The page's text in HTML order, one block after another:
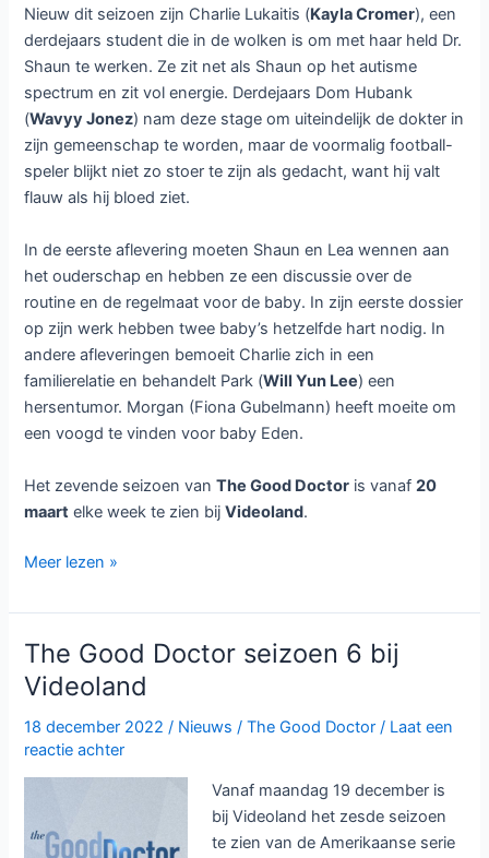
Nieuw dit seizoen zijn Charlie Lukaitis (Kayla Cromer), een
derdejaars student die in de wolken is om met haar held Dr.
Shaun te werken. Ze zit net als Shaun op het autisme
spectrum en zit vol energie. Derdejaars Dom Hubank
(Wavyy Jonez) nam deze stage om uiteindelijk de dokter in
zijn gemeenschap te worden, maar de voormalig football-
speler blijkt niet zo stoer te zijn als gedacht, want hij valt
flauw als hij bloed ziet.
In de eerste aflevering moeten Shaun en Lea wennen aan
het ouderschap en hebben ze een discussie over de
routine en de regelmaat voor de baby. In zijn eerste dossier
op zijn werk hebben twee baby’s hetzelfde hart nodig. In
andere afleveringen bemoeit Charlie zich in een
familierelatie en behandelt Park (Will Yun Lee) een
hersentumor. Morgan (Fiona Gubelmann) heeft moeite om
een voogd te vinden voor baby Eden.
Het zevende seizoen vanThe Good Doctor is vanaf20
maart elke week te zien bijVideoland.
Laatste
The
Good
Doctor
bij
Videoland
Meer lezen »
The Good Doctor seizoen 6 bij
Videoland
18 december 2022/ Nieuws /The Good Doctor / Laat een
reactie achter
Vanaf maandag 19 december is
bij Videoland het zesde seizoen
te zien van de Amerikaanse serie